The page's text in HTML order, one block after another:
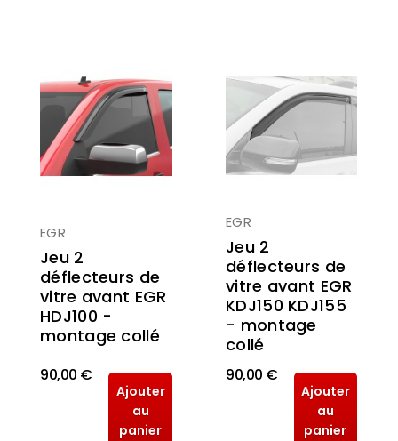
EGR
Jeu 2
déflecteurs de
vitre avant EGR
HDJ100 -
montage collé
90,00 €
Ajouter
au
panier
EGR
Jeu 2
déflecteurs de
vitre avant EGR
KDJ150 KDJ155
- montage
collé
90,00 €
Ajouter
au
panier